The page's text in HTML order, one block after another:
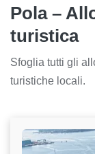
Pola –
turistica
Sfoglia tutti gli
turistiche locali.